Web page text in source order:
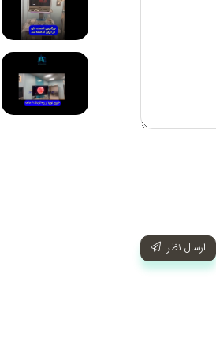
ارسال نظر